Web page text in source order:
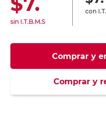
sin I.T.B.M.S
con
Comprar y
Comprar y